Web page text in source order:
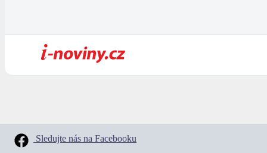
Sledujte nás na Facebooku